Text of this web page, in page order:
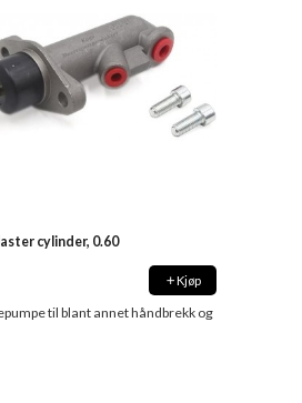
cylinder, 0.60
Kjøp
til blant annet håndbrekk og